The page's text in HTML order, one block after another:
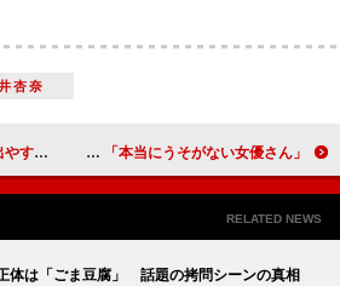
杏奈
マイル…！？ 生田斗真、広瀬すずを絶賛 「本当にうそがない女優さん」
RELATED NEWS
体は「ごま豆腐」 話題の拷問シーンの真相